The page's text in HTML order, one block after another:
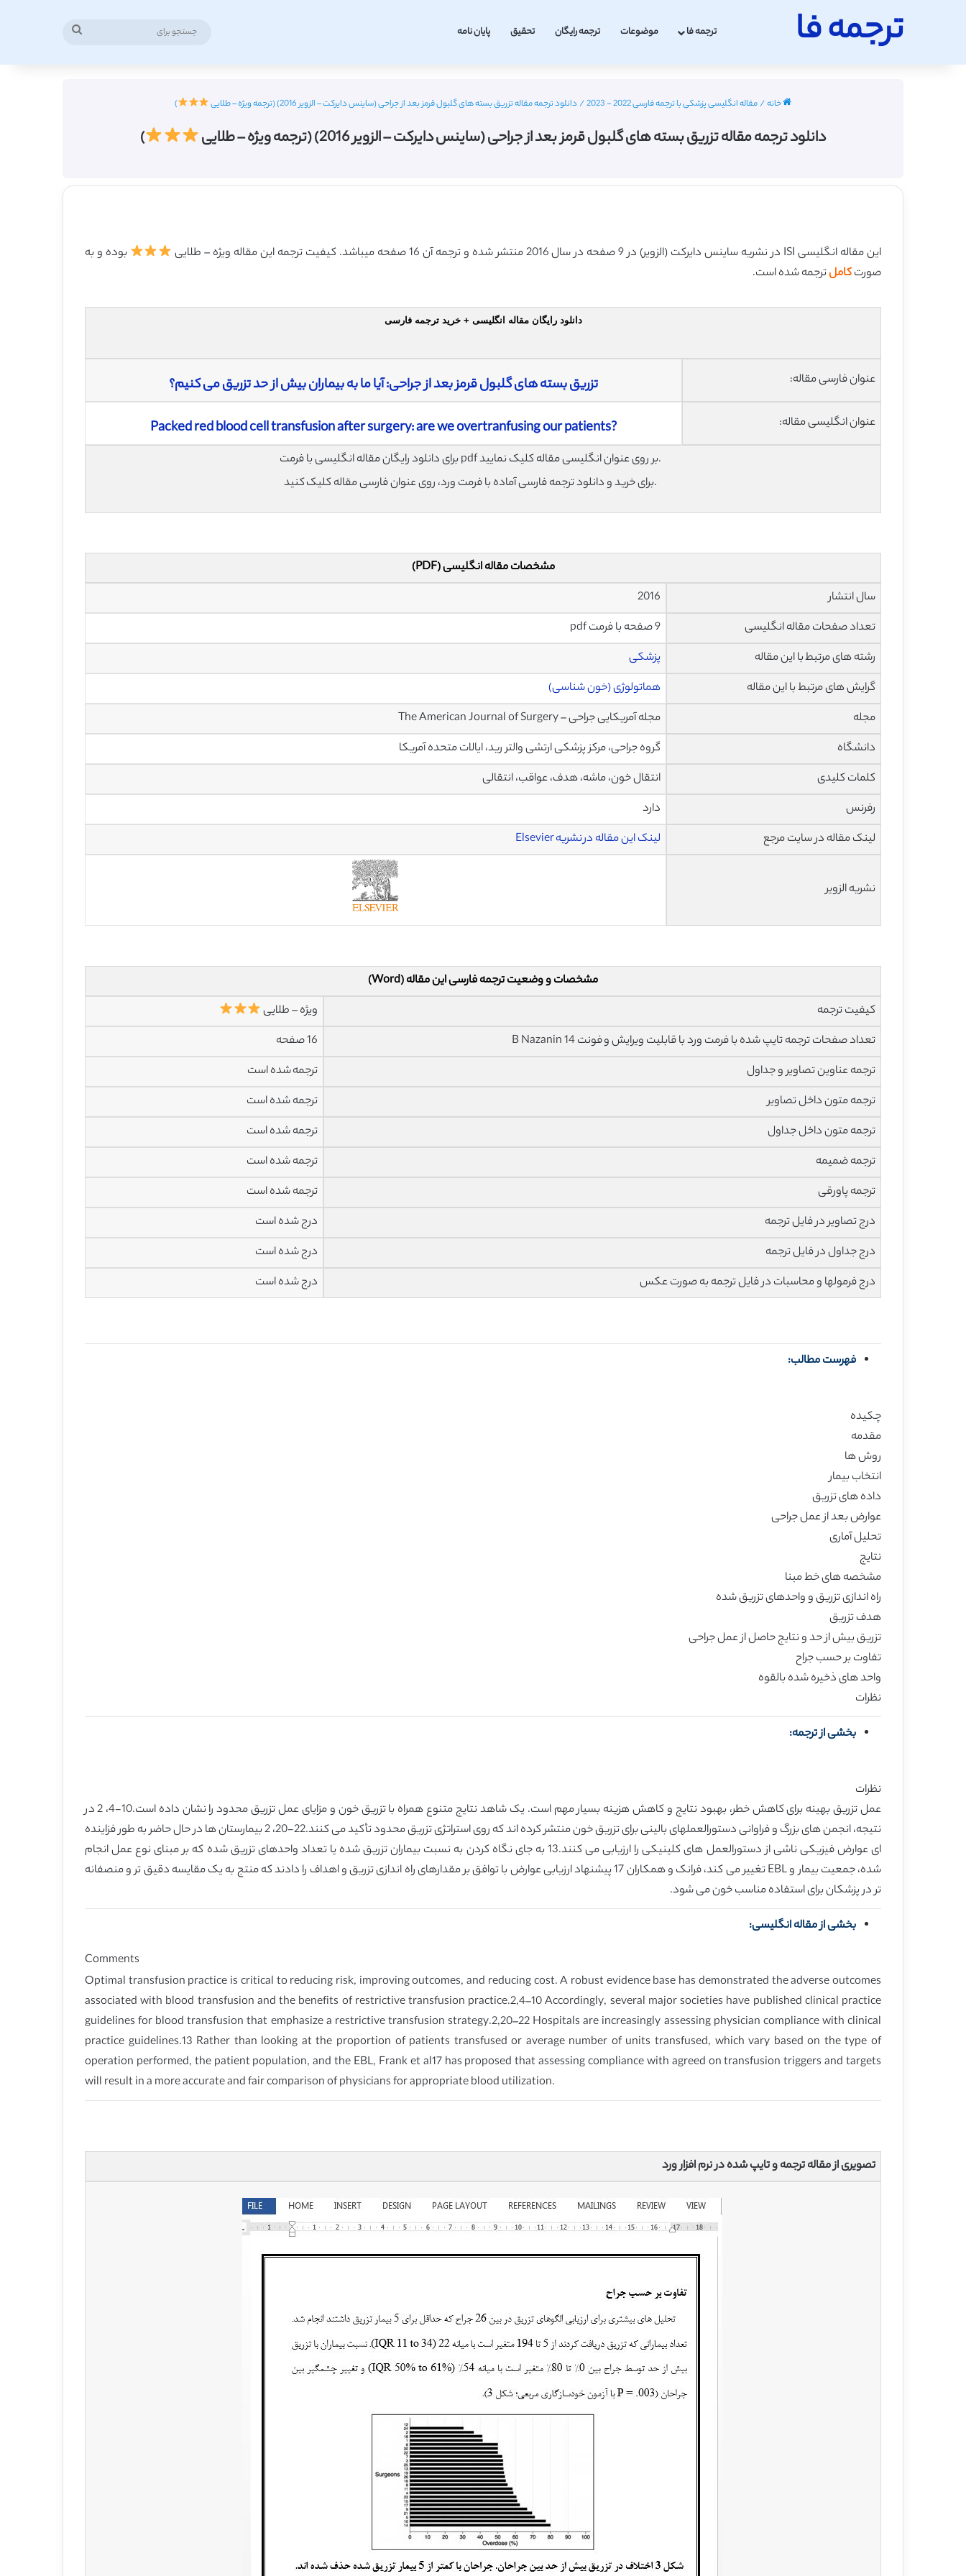
ترجمه فا ترجمه فا موضوعات ترجمه رایگان تحقیق پایان نامه
خانه/مقاله انگلیسی پزشکی با ترجمه فارسی 2022 - 2023 / دانلود ترجمه مقاله تزریق بسته های گلبول قرمز بعد از جراحی (ساینس دایرکت – الزویر 2016) (ترجمه ویژه – طلایی )
دانلود ترجمه مقاله تزریق بسته های گلبول قرمز بعد از جراحی (ساینس دایرکت – الزویر 2016) (ترجمه ویژه – طلایی )
این مقاله انگلیسی ISI در نشریه ساینس دایرکت (الزویر) در 9 صفحه در سال 2016 منتشر شده و ترجمه آن 16 صفحه میباشد. کیفیت ترجمه این مقاله ویژه – طلایی
بوده و به
صورتکاملترجمه شده است.
دانلود رایگان مقاله انگلیسی + خرید ترجمه فارسی
عنوان فارسی مقاله: تزریق بسته های گلبول قرمز بعد از جراحی: آیا ما به بیماران بیش از حد تزریق می کنیم؟
عنوان انگلیسی مقاله: Packed red blood cell transfusion after surgery: are we overtranfusing our patients?
برای دانلود رایگان مقاله انگلیسی با فرمت pdf بر روی عنوان انگلیسی مقاله کلیک نمایید.
برای خرید و دانلود ترجمه فارسی آماده با فرمت ورد، روی عنوان فارسی مقاله کلیک کنید.
مشخصات مقاله انگلیسی (PDF)
سال انتشار
2016
تعداد صفحات مقاله انگلیسی
9 صفحه با فرمت pdf
رشته های مرتبط با این مقاله
پزشکی
گرایش های مرتبط با این مقاله
هماتولوژی (خون شناسی)
مجله
مجله آمریکایی جراحی – The American Journal of Surgery
دانشگاه
گروه جراحی، مرکز پزشکی ارتشی والتر رید، ایالات متحده آمریکا
کلمات کلیدی
انتقال خون، ماشه، هدف، عواقب، انتقالی
رفرنس
دارد
لینک مقاله در سایت مرجع
لینک این مقاله در نشریه Elsevier
نشریه الزویر
مشخصات و وضعیت ترجمه فارسی این مقاله (Word)
کیفیت ترجمه
ویژه – طلایی
تعداد صفحات ترجمه تایپ شده با فرمت ورد با قابلیت ویرایش و فونت 14 B Nazanin
16 صفحه
ترجمه عناوین تصاویر و جداول
ترجمه شده است
ترجمه متون داخل تصاویر
ترجمه شده است
ترجمه متون داخل جداول
ترجمه شده است
ترجمه ضمیمه
ترجمه شده است
ترجمه پاورقی
ترجمه شده است
درج تصاویر در فایل ترجمه
درج شده است
درج جداول در فایل ترجمه
درج شده است
درج فرمولها و محاسبات در فایل ترجمه به صورت عکس
درج شده است
فهرست مطالب:
چکیده
مقدمه
روش ها
انتخاب بیمار
داده های تزریق
عوارض بعد از عمل جراحی
تحلیل آماری
نتایج
مشخصه های خط مبنا
راه اندازی تزریق و واحدهای تزریق شده
هدف تزریق
تزریق بیش از حد و نتایج حاصل از عمل جراحی
تفاوت بر حسب جراح
واحد های ذخیره شده بالقوه
نظرات
بخشی از ترجمه:
نظرات
عمل تزریق بهینه برای کاهش خطر، بهبود نتایج و کاهش هزینه بسیار مهم است. یک شاهد نتایج متنوع همراه با تزریق خون و مزایای عمل تزریق محدود را نشان داده است.10-4، 2 در
نتیجه، انجمن های بزرگ و فراوانی دستورالعملهای بالینی برای تزریق خون منتشر کرده اند که روی استراتژی تزریق محدود تأکید می کنند.22-20، 2 بیمارستان ها در حال حاضر به طور فزاینده
ای عوارض فیزیکی ناشی از دستورالعمل های کلینیکی را ارزیابی می کنند.13 به جای نگاه کردن به نسبت بیماران تزریق شده یا تعداد واحدهای تزریق شده که بر مبنای نوع عمل انجام
شده، جمعیت بیمار و EBL تغییر می کند، فرانک و همکاران 17 پیشنهاد ارزیابی عوارض با توافق بر مقدارهای راه اندازی تزریق و اهداف را دادند که منتج به یک مقایسه دقیق تر و منصفانه
تر در پزشکان برای استفاده مناسب خون می شود.
بخشی از مقاله انگلیسی:
Comments
Optimal transfusion practice is critical to reducing risk, improving outcomes, and reducing cost. A robust evidence base has demonstrated the adverse outcomes
associated with blood transfusion and the benefits of restrictive transfusion practice.2,4–10 Accordingly, several major societies have published clinical practice
guidelines for blood transfusion that emphasize a restrictive transfusion strategy.2,20–22 Hospitals are increasingly assessing physician compliance with clinical
practice guidelines.13 Rather than looking at the proportion of patients transfused or average number of units transfused, which vary based on the type of
operation performed, the patient population, and the EBL, Frank et al17 has proposed that assessing compliance with agreed on transfusion triggers and targets
will result in a more accurate and fair comparison of physicians for appropriate blood utilization.
تصویری از مقاله ترجمه و تایپ شده در نرم افزار ورد